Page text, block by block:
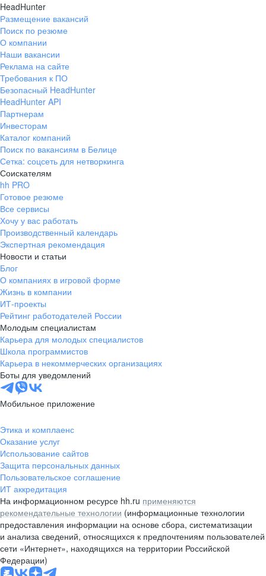
HeadHunter
Размещение вакансий
Поиск по резюме
О компании
Наши вакансии
Реклама на сайте
Требования к ПО
Безопасный HeadHunter
HeadHunter API
Партнерам
Инвесторам
Каталог компаний
Поиск по вакансиям в Белице
Сетка: соцсеть для нетворкинга
Соискателям
hh PRO
Готовое резюме
Все сервисы
Хочу у вас работать
Производственный календарь
Экспертная рекомендация
Новости и статьи
Блог
О компаниях в игровой форме
Жизнь в компании
ИТ-проекты
Рейтинг работодателей России
Молодым специалистам
Карьера для молодых специалистов
Школа программистов
Карьера в некоммерческих организациях
Боты для уведомлений
Мобильное приложение
Этика и комплаенс
Оказание услуг
Использование сайтов
Защита персональных данных
Пользовательское соглашение
ИТ аккредитация
На информационном ресурсе hh.ru применяются
рекомендательные технологии (информационные технологии
предоставления информации на основе сбора, систематизации
и анализа сведений, относящихся к предпочтениям пользователей
сети «Интернет», находящихся на территории Российской
Федерации)